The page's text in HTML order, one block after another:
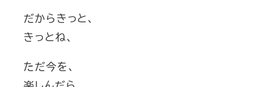
だからきっと、
きっとね、
ただ今を、